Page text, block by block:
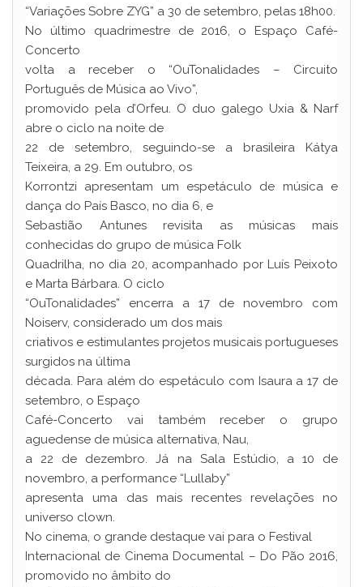
“Variações Sobre ZYG” a 30 de setembro, pelas 18h00.
No último quadrimestre de 2016, o Espaço Café-
Concerto
volta a receber o “OuTonalidades – Circuito
Português de Música ao Vivo”,
promovido pela d’Orfeu. O duo galego Uxia & Narf
abre o ciclo na noite de
22 de setembro, seguindo-se a brasileira Kátya
Teixeira, a 29. Em outubro, os
Korrontzi apresentam um espetáculo de música e
dança do País Basco, no dia 6, e
Sebastião Antunes revisita as músicas mais
conhecidas do grupo de música Folk
Quadrilha, no dia 20, acompanhado por Luís Peixoto
e Marta Bárbara. O ciclo
“OuTonalidades” encerra a 17 de novembro com
Noiserv, considerado um dos mais
criativos e estimulantes projetos musicais portugueses
surgidos na última
década. Para além do espetáculo com Isaura a 17 de
setembro, o Espaço
Café-Concerto vai também receber o grupo
aguedense de música alternativa, Nau,
a 22 de dezembro. Já na Sala Estúdio, a 10 de
novembro, a performance “Lullaby”
apresenta uma das mais recentes revelações no
universo clown.
No cinema, o grande destaque vai para o Festival
Internacional de Cinema Documental – Do Pão 2016,
promovido no âmbito do